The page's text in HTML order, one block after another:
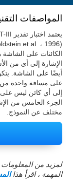
المواصفات
الكائنات على
الإشارة إلى أي من
أيضًا على الشاشة.
على مسافة واحدة من
إلى أي كائن ليس على
الجزء الخامس من
مختلف عن النموذج.
لمزيد من
المهمة ، اقرأ هذا